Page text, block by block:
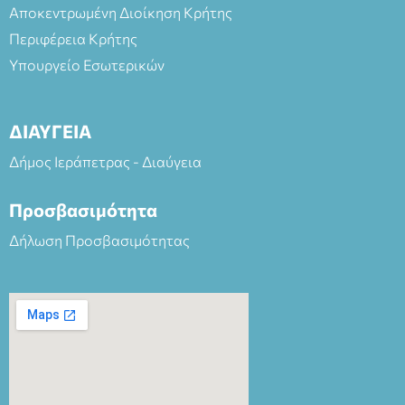
Αποκεντρωμένη Διοίκηση Κρήτης
Περιφέρεια Κρήτης
Υπουργείο Εσωτερικών
ΔΙΑΥΓΕΙΑ
Δήμος Ιεράπετρας - Διαύγεια
Προσβασιμότητα
Δήλωση Προσβασιμότητας